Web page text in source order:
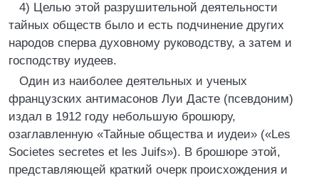
4) Целью этой разрушительной деятельности
тайных обществ было и есть подчинение других
народов сперва духовному руководству, а затем и
господству иудеев.
Один из наиболее деятельных и ученых
французских антимасонов Луи Дасте (псевдоним)
издал в 1912 году небольшую брошюру,
озаглавленную «Тайные общества и иудеи» («Les
Sосіetes secretes еt lеs Juifs»). В брошюре этой,
представляющей краткий очерк происхождения и